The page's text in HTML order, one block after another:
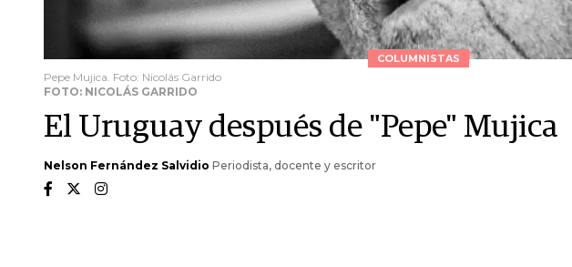
COLUMNISTAS
Pepe Mujica. Foto: Nicolás Garrido
FOTO: NICOLÁS GARRIDO
El Uruguay después de "Pepe" Mujica
Nelson Fernández Salvidio Periodista, docente y escritor